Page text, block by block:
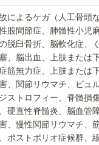
によるケガ（人工骨頭
股間節症、肺髄性小児
脱臼骨折、脳軟化症、
、脳出血、上肢または
筋無力症、上肢または
、関節リウマチ、ビュ
ストロフィー、脊髄損
硬直性脊髄炎、脳血管
、慢性関節リウマチ、
ポストポリオ症候群、